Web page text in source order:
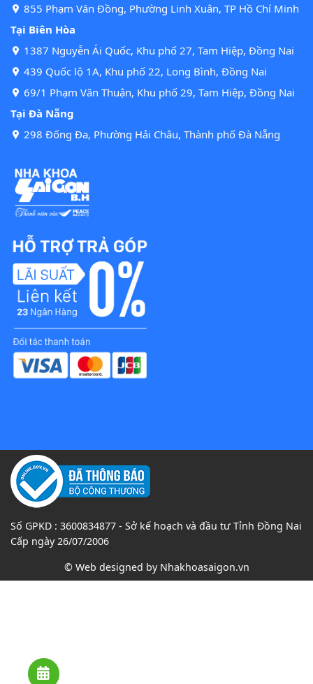
855 Phạm Văn Đồng, Phường Linh Xuân, TP Hồ Chí Minh
Tại Biên Hòa
1387 Nguyễn Ái Quốc, Khu phố 27, Tam Hiệp, Đồng Nai
439 Quốc lộ 1A, Khu phố 22, Long Bình, Đồng Nai
69/1 Phạm Văn Thuận, Khu phố 29, Tam Hiệp, Đồng Nai
Tại Đà Nẵng
298 Đống Đa, Phường Hải Châu, Thành phố Đà Nẵng
Số GPKD : 3600834877 - Sở kế hoạch và đầu tư Tỉnh Đồng Nai
Cấp ngày 26/07/2006
© Web designed by Nhakhoasaigon.vn